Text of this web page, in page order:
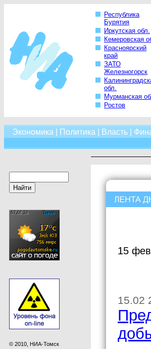
Республика
Бурятия
Иркутская обл.
Кемеровская
Красноярский
край
ЗАТО
Железногорск
обл.
Мурманская
Ростов
Экономика Политика Власть|
© 2010, НИА-Томск
15
15.02